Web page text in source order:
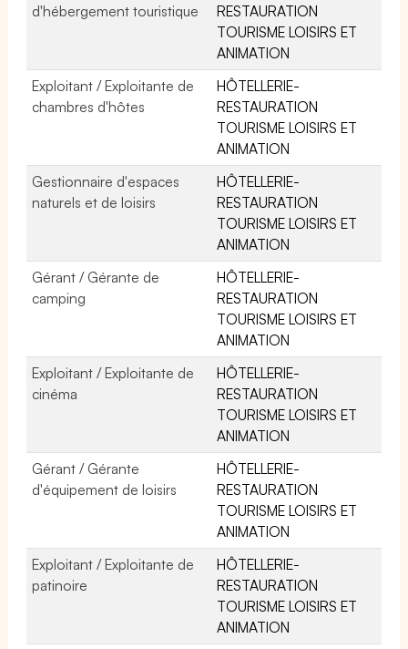
d'hébergement touristique
RESTAURATION
TOURISME LOISIRS ET
ANIMATION
Exploitant / Exploitante de
chambres d'hôtes
HÔTELLERIE-
RESTAURATION
TOURISME LOISIRS ET
ANIMATION
Gestionnaire d'espaces
naturels et de loisirs
HÔTELLERIE-
RESTAURATION
TOURISME LOISIRS ET
ANIMATION
Gérant / Gérante de
camping
HÔTELLERIE-
RESTAURATION
TOURISME LOISIRS ET
ANIMATION
Exploitant / Exploitante de
cinéma
HÔTELLERIE-
RESTAURATION
TOURISME LOISIRS ET
ANIMATION
Gérant / Gérante
d'équipement de loisirs
HÔTELLERIE-
RESTAURATION
TOURISME LOISIRS ET
ANIMATION
Exploitant / Exploitante de
patinoire
HÔTELLERIE-
RESTAURATION
TOURISME LOISIRS ET
ANIMATION